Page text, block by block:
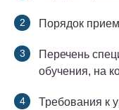
Порядок
Перечень
обучения, на
Требования к